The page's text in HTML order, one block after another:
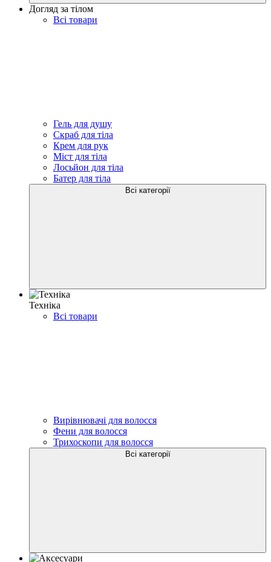
Догляд за тілом
Всі товари
Гель для душу
Скраб для тіла
Крем для рук
Міст для тіла
Лосьйон для тіла
Батер для тіла
Всі категорії
Техніка
Всі товари
Вирівнювачі для волосся
Фени для волосся
Трихоскопи для волосся
Всі категорії